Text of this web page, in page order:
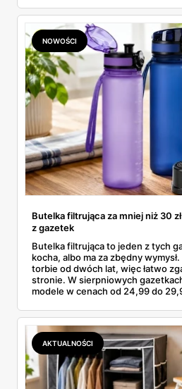
znalazłam, z cenami i terminami.
NOWOŚCI
Butelka filtrująca za mniej niż 30
z gazetek
Butelka filtrująca to jeden z tych
kocha, albo ma za zbędny
torbie od dwóch lat, więc łatwo
stronie. W sierpniowych
modele w cenach od 24,99 do
wszystkie oferty i policzyłam,
się opłaca.
AKTUALNOŚCI